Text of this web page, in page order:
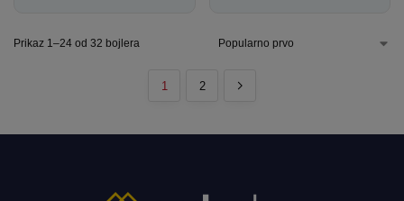
Prikaz 1–24 od 32 bojlera
1 2